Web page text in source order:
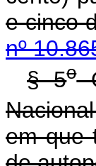
e cinco
nº
§ 5o
em que